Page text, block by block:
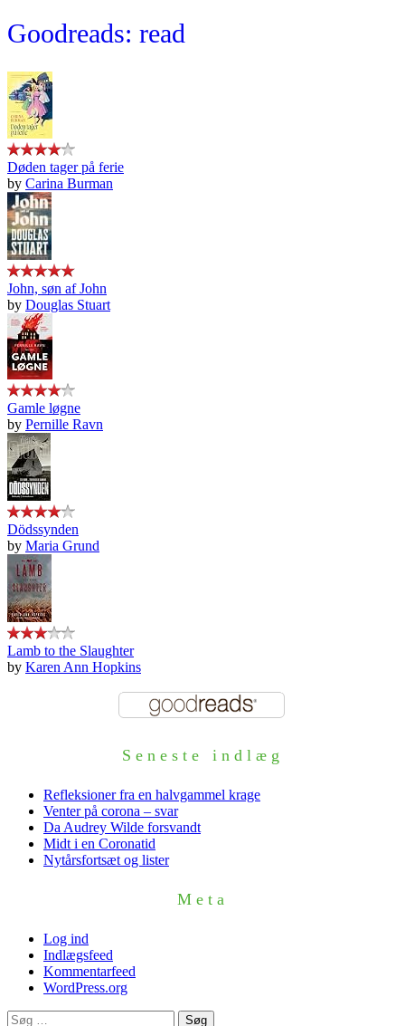
Goodreads: read
Døden tager på ferie
by Carina Burman
John, søn af John
by Douglas Stuart
Gamle løgne
by Pernille Ravn
Dödssynden
by Maria Grund
Lamb to the Slaughter
by Karen Ann Hopkins
Seneste indlæg
Refleksioner fra en halvgammel krage
Venter på corona – svar
Da Audrey Wilde forsvandt
Midt i en Coronatid
Nytårsfortsæt og lister
Meta
Log ind
Indlægsfeed
Kommentarfeed
WordPress.org
Søg